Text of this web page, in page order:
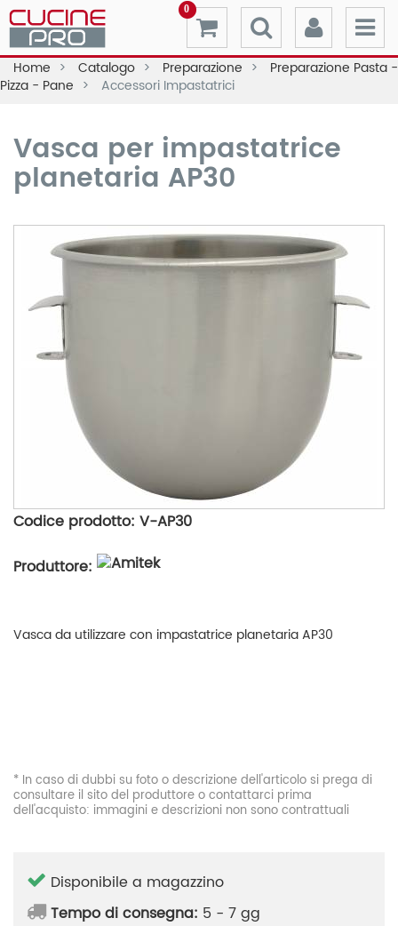
0
Home Catalogo Preparazione
Preparazione Pasta -
Pizza - Pane
Accessori Impastatrici
Vasca per impastatrice
planetaria AP30
Codice prodotto: V-AP30
Produttore:
Vasca da utilizzare con impastatrice planetaria AP30
* In caso di dubbi su foto o descrizione dell'articolo si prega di
consultare il sito del produttore o contattarci prima
dell'acquisto: immagini e descrizioni non sono contrattuali
Disponibile a magazzino
Tempo di consegna: 5 - 7 gg